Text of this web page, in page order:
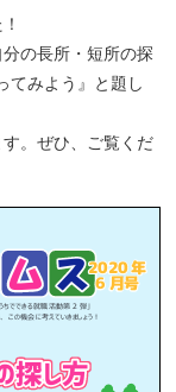
の長所・短所の探
てみよう』と題し
。ぜひ、ご覧くだ